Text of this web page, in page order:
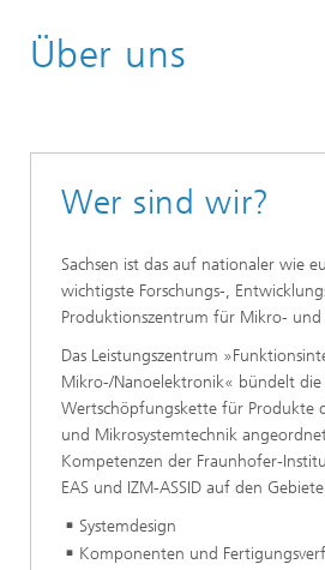
Über uns
Wer sind wir?
Sachsen ist das auf nationaler wie
wichtigste Forschungs-,
Produktionszentrum für Mikro-
Das Leistungszentrum
Mikro-/Nanoelektronik« bündelt
Wertschöpfungskette für Produkte
und Mikrosystemtechnik
Kompetenzen der Fraunhofer-
EAS und IZM-ASSID auf den
Systemdesign
Komponenten und